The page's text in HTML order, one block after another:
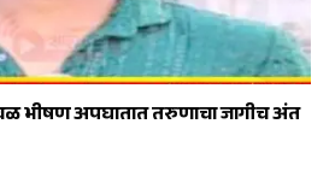
भीषण अपघातात तरुणाचा जागीच अंत